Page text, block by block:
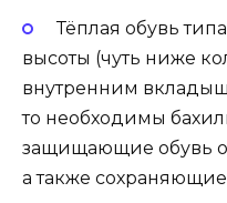
Тёплая обувь
высоты (чуть ниже
внутренним
то необходимы
защищающие обувь
а также сохраняющие